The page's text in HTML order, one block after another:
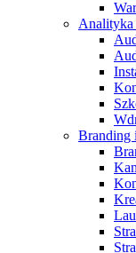
Analityka
Branding